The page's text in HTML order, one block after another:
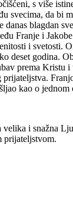
s više
svecima, da bi
blagdan
Franje i
i svetosti.
deset godina.
prema Kristu i
kao o jednom
velika i snažna
prijateljstvom.